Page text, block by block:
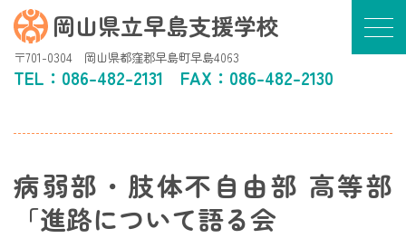
岡山県立早島支援学校
〒701-0304 岡山県都窪郡早島町早島4063
TEL： 086-482-2131 FAX：086-482-2130
病弱部・肢体不自由部 高等部
「進路について語る会